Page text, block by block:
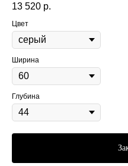
13 520 р.
Цвет
Ширина
Глубина